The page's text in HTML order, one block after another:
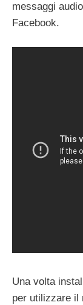
messaggi
Facebook.
Una volta
per utilizzare il